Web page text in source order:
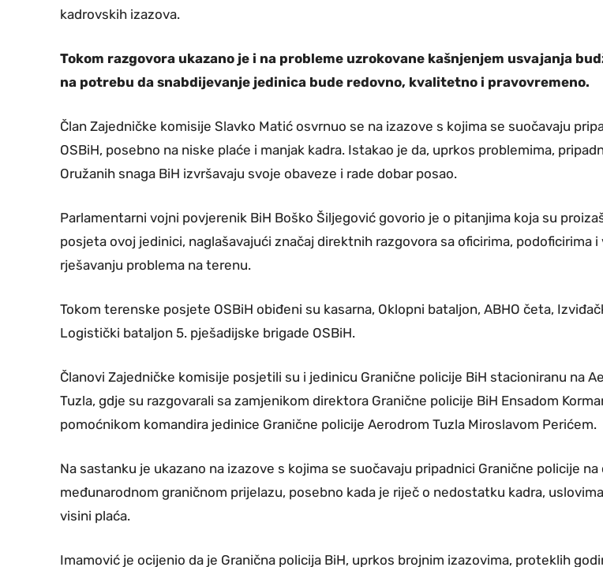
kadrovskih izazova.
Tokom razgovora ukazano je i na probleme uzrokovane kašnjenjem usvajanja
na potrebu da snabdijevanje jedinica bude redovno, kvalitetno i pravovremeno.
Član Zajedničke komisije Slavko Matić osvrnuo se na izazove s kojima se suočavaju
OSBiH, posebno na niske plaće i manjak kadra. Istakao je da, uprkos problemima,
Oružanih snaga BiH izvršavaju svoje obaveze i rade dobar posao.
Parlamentarni vojni povjerenik BiH Boško Šiljegović govorio je o pitanjima koja su
posjeta ovoj jedinici, naglašavajući značaj direktnih razgovora sa oficirima, podoficirima i
rješavanju problema na terenu.
Tokom terenske posjete OSBiH obiđeni su kasarna, Oklopni bataljon, ABHO četa,
Logistički bataljon 5. pješadijske brigade OSBiH.
Članovi Zajedničke komisije posjetili su i jedinicu Granične policije BiH stacioniranu na
Tuzla, gdje su razgovarali sa zamjenikom direktora Granične policije BiH Ensadom
pomoćnikom komandira jedinice Granične policije Aerodrom Tuzla Miroslavom Perićem.
Na sastanku je ukazano na izazove s kojima se suočavaju pripadnici Granične policije na
međunarodnom graničnom prijelazu, posebno kada je riječ o nedostatku kadra,
visini plaća.
Imamović je ocijenio da je Granična policija BiH, uprkos brojnim izazovima, proteklih